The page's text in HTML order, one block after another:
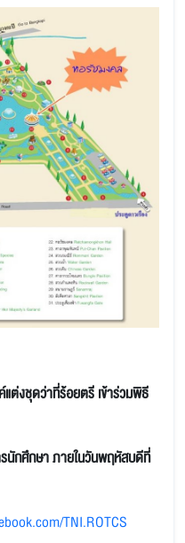
ต่งชุดว่าที่ร้อยตรี เข้าร่วมพิธี
นักศึกษา ภายในวันพฤหัสบดีที่
TNI.ROTCS